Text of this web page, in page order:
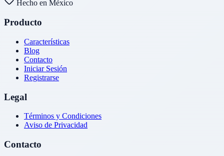
Hecho en México
Producto
Características
Blog
Contacto
Iniciar Sesión
Registrarse
Legal
Términos y Condiciones
Aviso de Privacidad
Contacto